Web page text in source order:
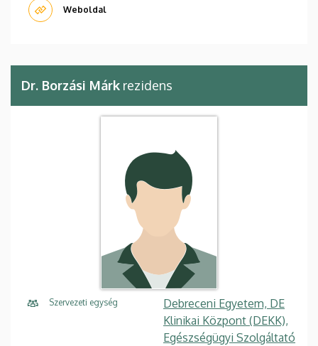
Weboldal
Dr. Borzási Márk rezidens
Szervezeti egység
Debreceni Egyetem, DE
Klinikai Központ (DEKK),
Egészségügyi Szolgáltató